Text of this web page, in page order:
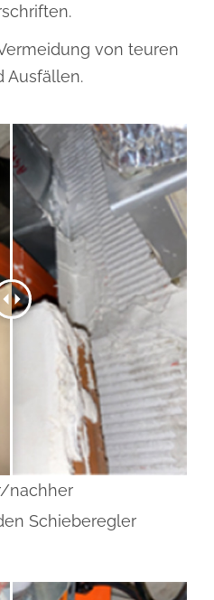
von teuren
Ausfällen.
nachher
Schieberegler